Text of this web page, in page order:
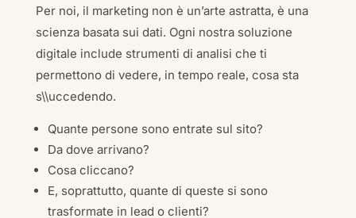
Per noi, il marketing non è un’arte astratta, è una
scienza basata sui dati. Ogni nostra soluzione
digitale include strumenti di analisi che ti
permettono di vedere, in tempo reale, cosa sta
s\\uccedendo.
Quante persone sono entrate sul sito?
Da dove arrivano?
Cosa cliccano?
E, soprattutto, quante di queste si sono
trasformate in lead o clienti?